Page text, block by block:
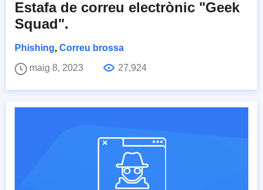
Estafa de correu electrònic "Geek
Squad".
Phishing, Correu brossa
maig 8, 2023
27,924